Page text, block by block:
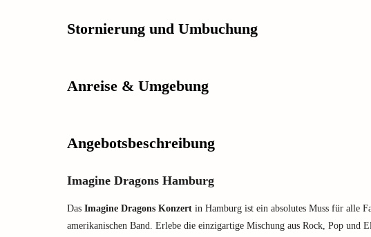
Stornierung und Umbuchung
Anreise & Umgebung
Angebotsbeschreibung
Imagine Dragons Hamburg
Das Imagine Dragons Konzert in Hamburg ist ein absolutes Muss für alle
amerikanischen Band. Erlebe die einzigartige Mischung aus Rock, Pop und